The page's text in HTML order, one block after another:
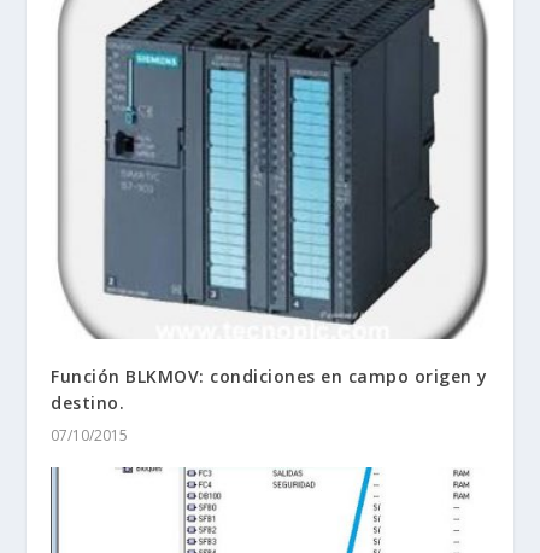
Función BLKMOV: condiciones en campo origen y
destino.
07/10/2015